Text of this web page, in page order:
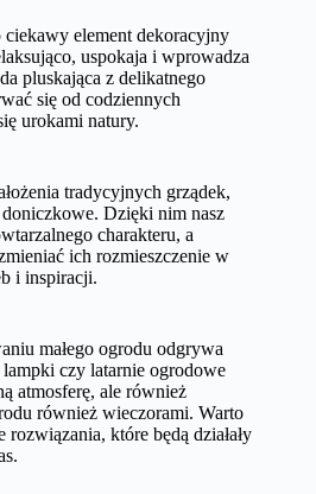
element dekoracyjny
uspokaja i wprowadza
pluskająca z delikatnego
się od codziennych
urokami natury.
tradycyjnych grządek,
Dzięki nim nasz
charakteru, a
ich rozmieszczenie w
i inspiracji.
małego ogrodu odgrywa
czy latarnie ogrodowe
atmosferę, ale również
również wieczorami. Warto
rozwiązania, które będą działały